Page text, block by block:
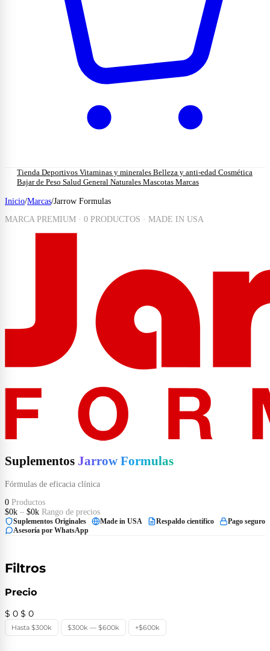
Tienda Deportivos Vitaminas y minerales Belleza y anti-edad Cosmética
Bajar de Peso Salud General Naturales Mascotas Marcas
Inicio/Marcas/Jarrow Formulas
MARCA PREMIUM · 0 PRODUCTOS · MADE IN USA
Suplementos Jarrow Formulas
Fórmulas de eficacia clínica
0 Productos
$0k – $0k Rango de precios
Suplementos Originales Made in USA Respaldo científico
Pago seguro
Asesoría por WhatsApp
Filtros
Precio
$ 0 $ 0
Hasta $300k $300k — $600k +$600k